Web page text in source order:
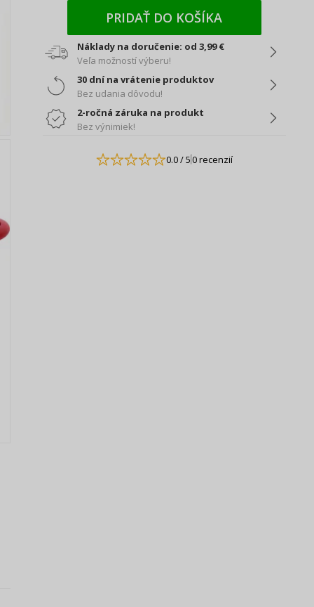
PRIDAŤ DO KOŠÍKA
Náklady na doručenie: od 3,99 €
Veľa možností výberu!
30 dní na vrátenie produktov
Bez udania dôvodu!
2-ročná záruka na produkt
Bez výnimiek!
0.0/ 50 recenzií